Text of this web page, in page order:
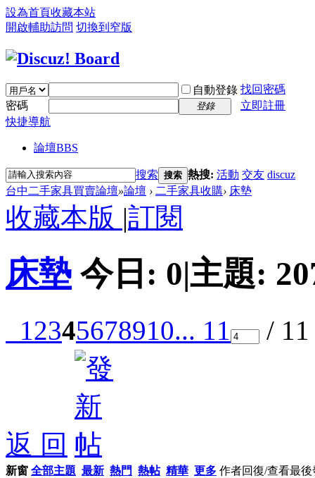
設為首頁收藏本站
開啟輔助訪問 切換到窄版
自動登錄 找回密碼
密碼
登錄
立即註冊
快捷導航
論壇BBS
搜索 搜索 熱搜: 活動 交友 discuz
台中二手家具買賣論壇»論壇 › 二手家具收購› 床墊
收藏本版 |訂閱
床墊 今日: 0|主題:
12345678910... 11 /
返 回
新窗 全部主題 最新 熱門 熱帖 精華 更多 作者回復/查看最後